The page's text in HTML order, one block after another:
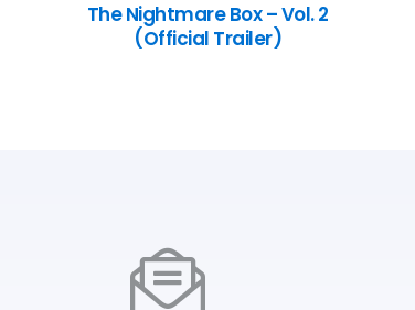
The Nightmare Box – Vol. 2
(Official Trailer)